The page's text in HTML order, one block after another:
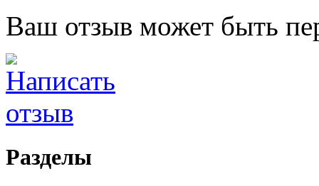
Ваш отзыв может быть
Разделы